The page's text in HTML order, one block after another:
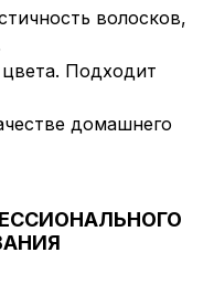
волосков,
Подходит
домашнего